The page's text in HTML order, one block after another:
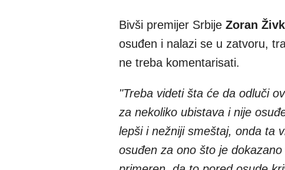
Bivši premijer Srbije Zoran
osuđen i nalazi se u zatvoru,
ne treba komentarisati.
"Treba videti šta će da odluči
za nekoliko ubistava i nije
lepši i nežniji smeštaj, onda ta
osuđen za ono što je